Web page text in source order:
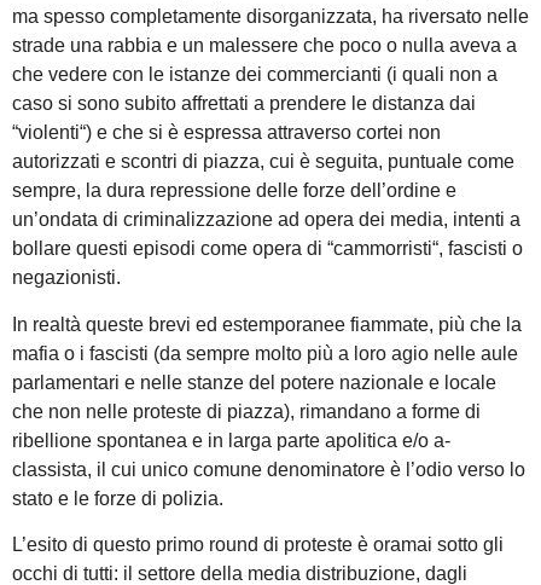
ma spesso completamente disorganizzata, ha riversato nelle
strade una rabbia e un malessere che poco o nulla aveva a
che vedere con le istanze dei commercianti (i quali non a
caso si sono subito affrettati a prendere le distanza dai
“violenti“) e che si è espressa attraverso cortei non
autorizzati e scontri di piazza, cui è seguita, puntuale come
sempre, la dura repressione delle forze dell’ordine e
un’ondata di criminalizzazione ad opera dei media, intenti a
bollare questi episodi come opera di “cammorristi“, fascisti o
negazionisti.
In realtà queste brevi ed estemporanee fiammate, più che la
mafia o i fascisti (da sempre molto più a loro agio nelle aule
parlamentari e nelle stanze del potere nazionale e locale
che non nelle proteste di piazza), rimandano a forme di
ribellione spontanea e in larga parte apolitica e/o a-
classista, il cui unico comune denominatore è l’odio verso lo
stato e le forze di polizia.
L’esito di questo primo round di proteste è oramai sotto gli
occhi di tutti: il settore della media distribuzione, dagli